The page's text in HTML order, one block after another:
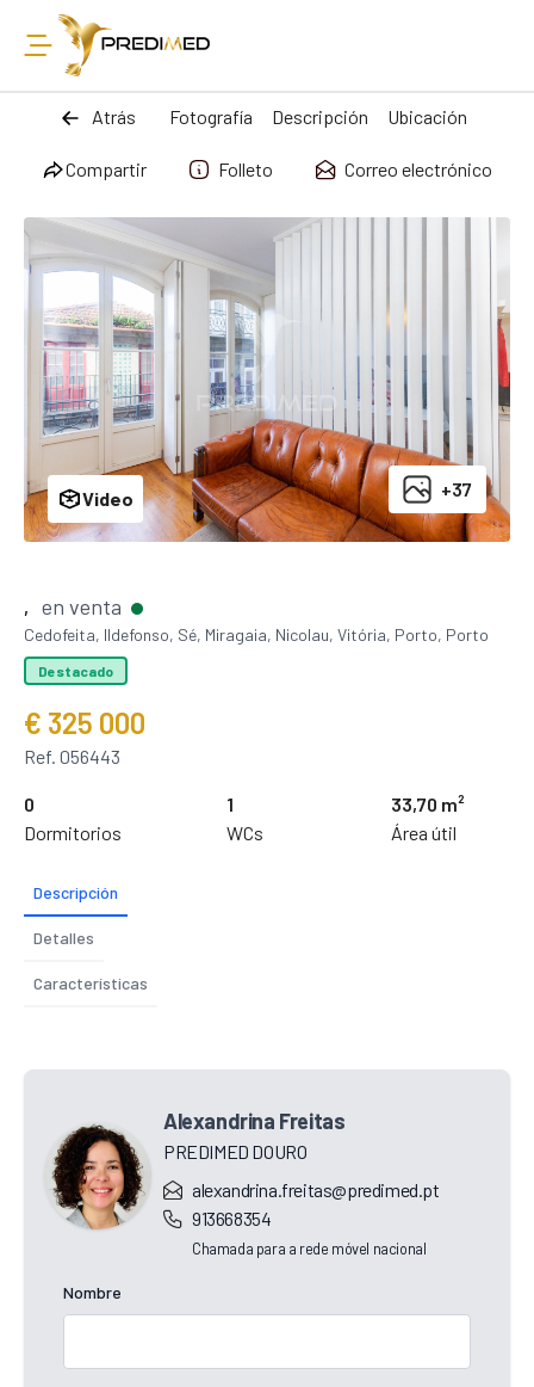
Atrás Fotografía Descripción Ubicación
Compartir Folleto Correo electrónico
+37
Video
, en venta
Cedofeita, Ildefonso, Sé, Miragaia, Nicolau, Vitória, Porto, Porto
Destacado
€ 325 000
Ref. 056443
0
Dormitorios
1
WCs
33,70 m²
Área útil
Descripción
Detalles
Características
Alexandrina Freitas
PREDIMED DOURO
alexandrina.freitas@predimed.pt
913668354
Chamada para a rede móvel nacional
Nombre